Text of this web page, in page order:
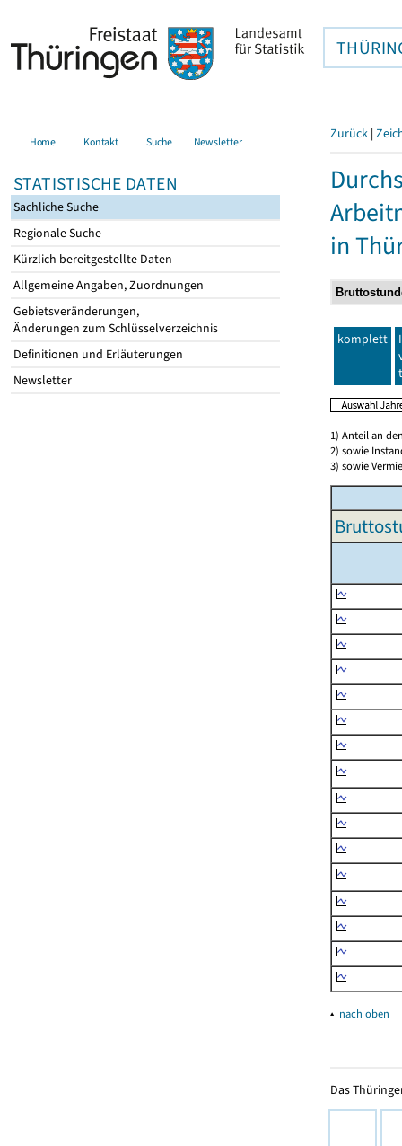
Home Kontakt Suche Newsletter
STATISTISCHE DATEN
Sachliche Suche
Regionale Suche
Kürzlich bereitgestellte Daten
Allgemeine Angaben, Zuordnungen
Gebietsveränderungen,
Änderungen zum Schlüsselverzeichnis
Definitionen und Erläuterungen
Newsletter
Zurück |
in
komplett
1) Anteil an
2) sowie
3) sowie
▴ nach oben
Das